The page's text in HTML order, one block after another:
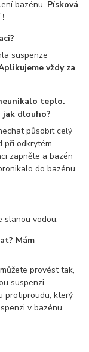
bazénu. Písková
suspenze
vždy za
teplo.
dlouho?
působit celý
při odkrytém
zapněte a bazén
do bazénu
slanou vodou.
Mám
provést tak,
suspenzi
protiproudu, který
v bazénu.